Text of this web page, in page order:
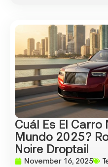
Cuál Es El Carro
Mundo 2025?
Noire Droptail
November 16, 2025